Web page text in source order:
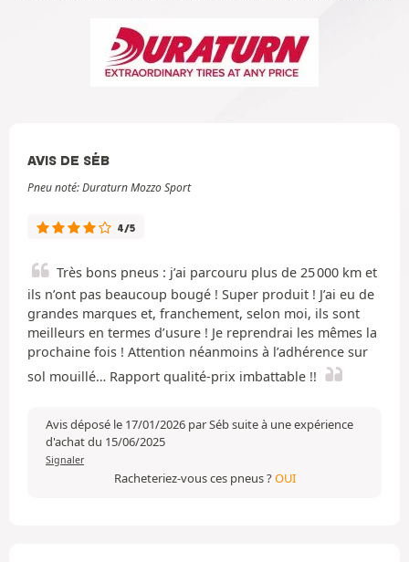
AVIS DE SÉB
Pneu noté: Duraturn Mozzo Sport
4/5
Très bons pneus : j’ai parcouru plus de 25 000 km et
ils n’ont pas beaucoup bougé ! Super produit ! J’ai eu de
grandes marques et, franchement, selon moi, ils sont
meilleurs en termes d’usure ! Je reprendrai les mêmes la
prochaine fois ! Attention néanmoins à l’adhérence sur
sol mouillé… Rapport qualité-prix imbattable !!
Avis déposé le 17/01/2026 par Séb suite à une expérience
d'achat du 15/06/2025
Signaler
Racheteriez-vous ces pneus ?OUI